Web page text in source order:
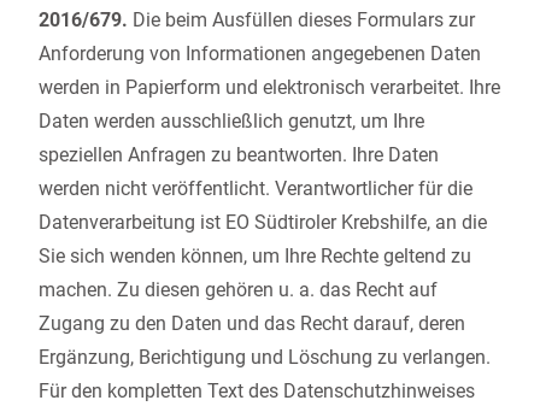
2016/679. Die beim Ausfüllen dieses Formulars zur
Anforderung von Informationen angegebenen Daten
werden in Papierform und elektronisch verarbeitet. Ihre
Daten werden ausschließlich genutzt, um Ihre
speziellen Anfragen zu beantworten. Ihre Daten
werden nicht veröffentlicht. Verantwortlicher für die
Datenverarbeitung ist EO Südtiroler Krebshilfe, an die
Sie sich wenden können, um Ihre Rechte geltend zu
machen. Zu diesen gehören u. a. das Recht auf
Zugang zu den Daten und das Recht darauf, deren
Ergänzung, Berichtigung und Löschung zu verlangen.
Für den kompletten Text des Datenschutzhinweises